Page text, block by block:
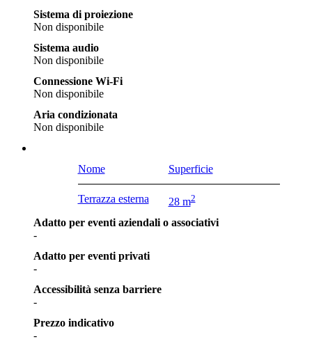
Sistema di proiezione
Non disponibile
Sistema audio
Non disponibile
Connessione Wi-Fi
Non disponibile
Aria condizionata
Non disponibile
Nome Superficie
Terrazza esterna 28 m2
Adatto per eventi aziendali o associativi
-
Adatto per eventi privati
-
Accessibilità senza barriere
-
Prezzo indicativo
-